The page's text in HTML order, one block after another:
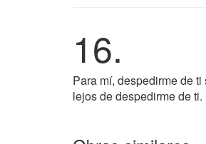
16.
Para mí, despedirme de
lejos de despedirme de ti.